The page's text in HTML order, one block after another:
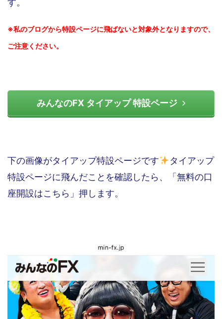
す。
※私のブログから特設ページに飛ばないと対象外となりますので、
ご注意ください。
みんなのFX タイアップ 特設ページ
下の画像がタイアップ特設ページです
タイアップ
特設ページに飛んだことを確認したら、「無料の口
座開設はこちら」押します。